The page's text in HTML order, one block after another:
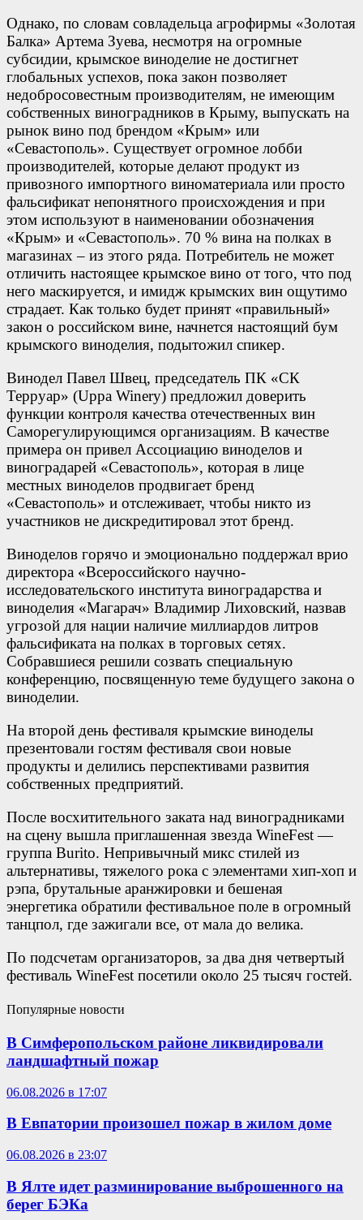
Однако, по словам совладельца агрофирмы «Золотая
Балка» Артема Зуева, несмотря на огромные
субсидии, крымское виноделие не достигнет
глобальных успехов, пока закон позволяет
недобросовестным производителям, не имеющим
собственных виноградников в Крыму, выпускать на
рынок вино под брендом «Крым» или
«Севастополь». Существует огромное лобби
производителей, которые делают продукт из
привозного импортного виноматериала или просто
фальсификат непонятного происхождения и при
этом используют в наименовании обозначения
«Крым» и «Севастополь». 70 % вина на полках в
магазинах – из этого ряда. Потребитель не может
отличить настоящее крымское вино от того, что под
него маскируется, и имидж крымских вин ощутимо
страдает. Как только будет принят «правильный»
закон о российском вине, начнется настоящий бум
крымского виноделия, подытожил спикер.
Винодел Павел Швец, председатель ПК «СК
Терруар» (Uppa Winery) предложил доверить
функции контроля качества отечественных вин
Саморегулирующимся организациям. В качестве
примера он привел Ассоциацию виноделов и
виноградарей «Севастополь», которая в лице
местных виноделов продвигает бренд
«Севастополь» и отслеживает, чтобы никто из
участников не дискредитировал этот бренд.
Виноделов горячо и эмоционально поддержал врио
директора «Всероссийского научно-
исследовательского института виноградарства и
виноделия «Магарач» Владимир Лиховский, назвав
угрозой для нации наличие миллиардов литров
фальсификата на полках в торговых сетях.
Собравшиеся решили созвать специальную
конференцию, посвященную теме будущего закона о
виноделии.
На второй день фестиваля крымские виноделы
презентовали гостям фестиваля свои новые
продукты и делились перспективами развития
собственных предприятий.
После восхитительного заката над виноградниками
на сцену вышла приглашенная звезда WineFest —
группа Burito. Непривычный микс стилей из
альтернативы, тяжелого рока с элементами хип-хоп и
рэпа, брутальные аранжировки и бешеная
энергетика обратили фестивальное поле в огромный
танцпол, где зажигали все, от мала до велика.
По подсчетам организаторов, за два дня четвертый
фестиваль WineFest посетили около 25 тысяч гостей.
Популярные новости
В Симферопольском районе ликвидировали
ландшафтный пожар
06.08.2026 в 17:07
В Евпатории произошел пожар в жилом доме
06.08.2026 в 23:07
В Ялте идет разминирование выброшенного на
берег БЭКа